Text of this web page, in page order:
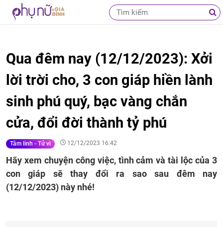
Qua đêm nay (12/12/2023): Xởi
lời trời cho, 3 con giáp hiền lành
sinh phú quý, bạc vàng chắn
cửa, đổi đời thành tỷ phú
Tâm linh - Tử vi 12/12/2023 16:42
Hãy xem chuyện công việc, tình cảm và tài lộc của 3
con giáp sẽ thay đổi ra sao sau đêm nay
(12/12/2023) này nhé!